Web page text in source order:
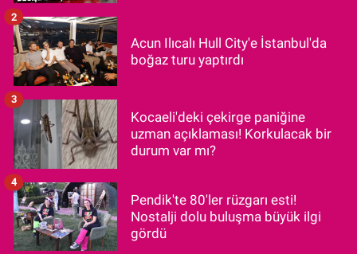
Acun Ilıcalı Hull City'e İstanbul'da
boğaz turu yaptırdı
2
Kocaeli'deki çekirge paniğine
uzman açıklaması! Korkulacak bir
durum var mı?
3
Pendik'te 80'ler rüzgarı esti!
Nostalji dolu buluşma büyük ilgi
gördü
4